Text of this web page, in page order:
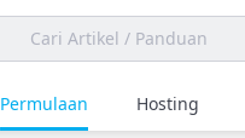
Permulaan Hosting